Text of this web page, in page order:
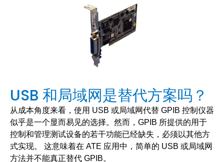
USB 和局域网是替代方案吗？
从成本角度来看，使用 USB 或局域网代替 GPIB 控制仪器
似乎是一个显而易见的选择。然而，GPIB 所提供的用于
控制和管理测试设备的若干功能已经缺失，必须以其他方
式实现。 这意味着在 ATE 应用中，简单的 USB 或局域网
方法并不能真正替代 GPIB。